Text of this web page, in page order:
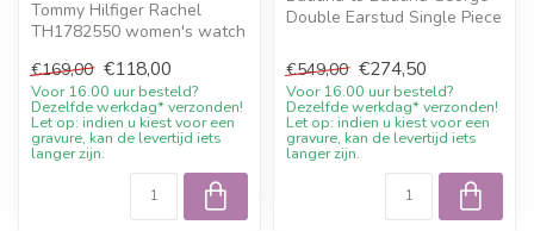
Tommy Hilfiger Rachel
TH1782550 women's watch
coloured 34mm...
€169,00 €118,00
Voor 16.00 uur besteld?
Dezelfde werkdag* verzonden!
Let op: indien u kiest voor een
gravure, kan de levertijd iets
langer zijn.
Double Earstud Single Piece
10%...
€549,00 €274,50
Voor 16.00 uur besteld?
Dezelfde werkdag* verzonden!
Let op: indien u kiest voor een
gravure, kan de levertijd iets
langer zijn.